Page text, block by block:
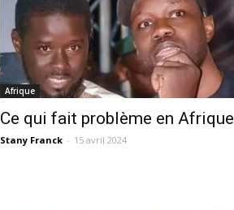
Afrique
Ce qui fait problème en Afrique
Stany Franck - 15 avril 2024